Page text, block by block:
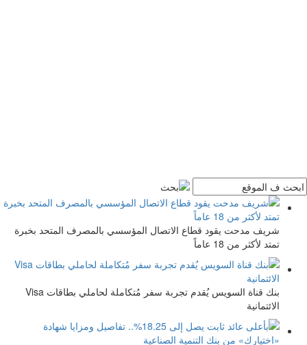
شريف مدحت يقود قطاع الاتصال المؤسسي بالمصرف المتحد بخبرة
تمتد لأكثر من 18 عاماً
بنك قناة السويس يُقدم تجربة سفر مُتكاملة لحاملي بطاقات Visa
الائتمانية